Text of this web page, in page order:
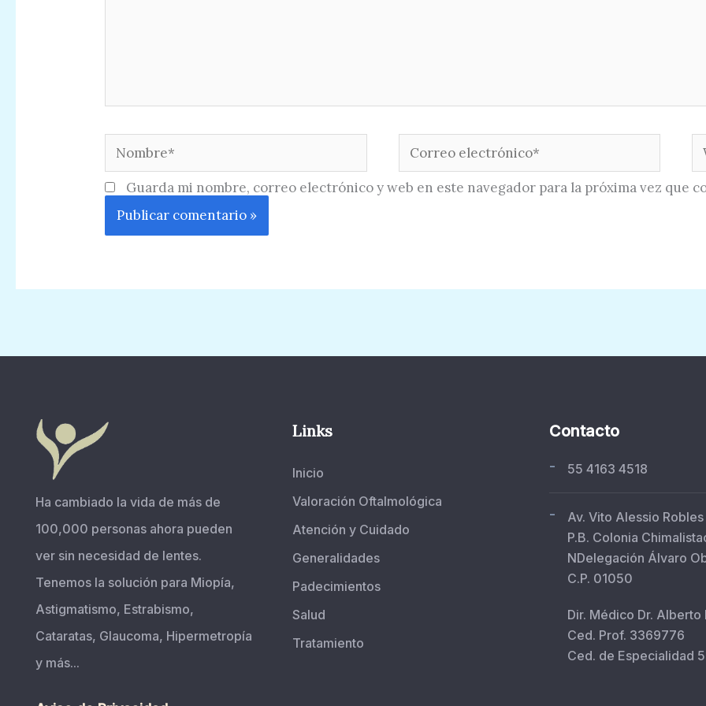
electrónico*
Guarda mi nombre, correo electrónico y web en este navegador para la próxima vez que
Ha cambiado la vida de más de
100,000 personas ahora pueden
ver sin necesidad de lentes.
Tenemos la solución para Miopía,
Astigmatismo, Estrabismo,
Cataratas, Glaucoma, Hipermetropía
y más...
Links
Inicio
Valoración Oftalmológica
Atención y Cuidado
Generalidades
Padecimientos
Salud
Tratamiento
Contacto
- 55 4163 4518
-
Av. Vito Alessio
P.B. Colonia
NDelegación Álvaro
C.P. 01050
Dir. Médico Dr. Alberto
Ced. Prof. 3369776
Ced. de Especialidad